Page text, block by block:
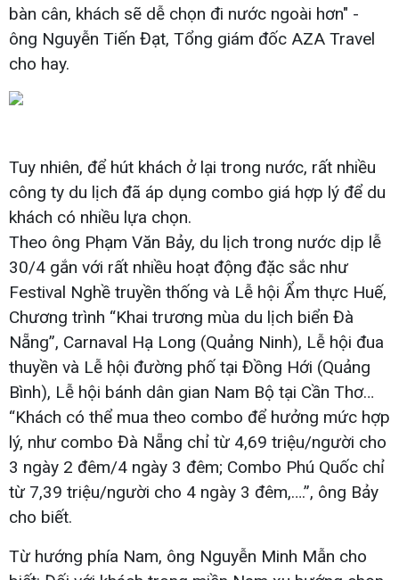
bàn cân, khách sẽ dễ chọn đi nước ngoài hơn" -
ông Nguyễn Tiến Đạt, Tổng giám đốc AZA Travel
cho hay.
Tuy nhiên, để hút khách ở lại trong nước, rất nhiều
công ty du lịch đã áp dụng combo giá hợp lý để du
khách có nhiều lựa chọn.
Theo ông Phạm Văn Bảy, du lịch trong nước dịp lễ
30/4 gắn với rất nhiều hoạt động đặc sắc như
Festival Nghề truyền thống và Lễ hội Ẩm thực Huế,
Chương trình “Khai trương mùa du lịch biển Đà
Nẵng”, Carnaval Hạ Long (Quảng Ninh), Lễ hội đua
thuyền và Lễ hội đường phố tại Đồng Hới (Quảng
Bình), Lễ hội bánh dân gian Nam Bộ tại Cần Thơ…
“Khách có thể mua theo combo để hưởng mức hợp
lý, như combo Đà Nẵng chỉ từ 4,69 triệu/người cho
3 ngày 2 đêm/4 ngày 3 đêm; Combo Phú Quốc chỉ
từ 7,39 triệu/người cho 4 ngày 3 đêm,….”, ông Bảy
cho biết.
Từ hướng phía Nam, ông Nguyễn Minh Mẫn cho